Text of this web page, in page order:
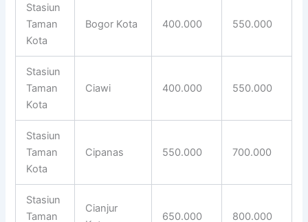
Stasiun
Taman
Kota
Bogor Kota 400.000 550.000
Stasiun
Taman
Kota
Ciawi 400.000 550.000
Stasiun
Taman
Kota
Cipanas 550.000 700.000
Stasiun
Taman
Cianjur
650.000 800.000